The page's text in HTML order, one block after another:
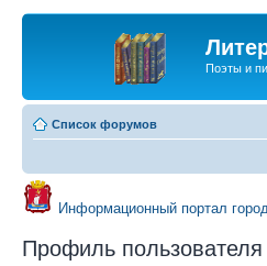
Поэты и
Список форумов
Информационный портал
Профиль